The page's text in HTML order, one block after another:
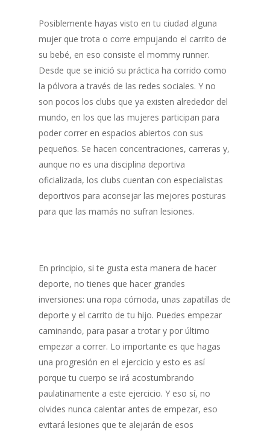
Posiblemente hayas visto en tu ciudad alguna
mujer que trota o corre empujando el carrito de
su bebé, en eso consiste el mommy runner.
Desde que se inició su práctica ha corrido como
la pólvora a través de las redes sociales. Y no
son pocos los clubs que ya existen alrededor del
mundo, en los que las mujeres participan para
poder correr en espacios abiertos con sus
pequeños. Se hacen concentraciones, carreras y,
aunque no es una disciplina deportiva
oficializada, los clubs cuentan con especialistas
deportivos para aconsejar las mejores posturas
para que las mamás no sufran lesiones.
En principio, si te gusta esta manera de hacer
deporte, no tienes que hacer grandes
inversiones: una ropa cómoda, unas zapatillas de
deporte y el carrito de tu hijo. Puedes empezar
caminando, para pasar a trotar y por último
empezar a correr. Lo importante es que hagas
una progresión en el ejercicio y esto es así
porque tu cuerpo se irá acostumbrando
paulatinamente a este ejercicio. Y eso sí, no
olvides nunca calentar antes de empezar, eso
evitará lesiones que te alejarán de esos